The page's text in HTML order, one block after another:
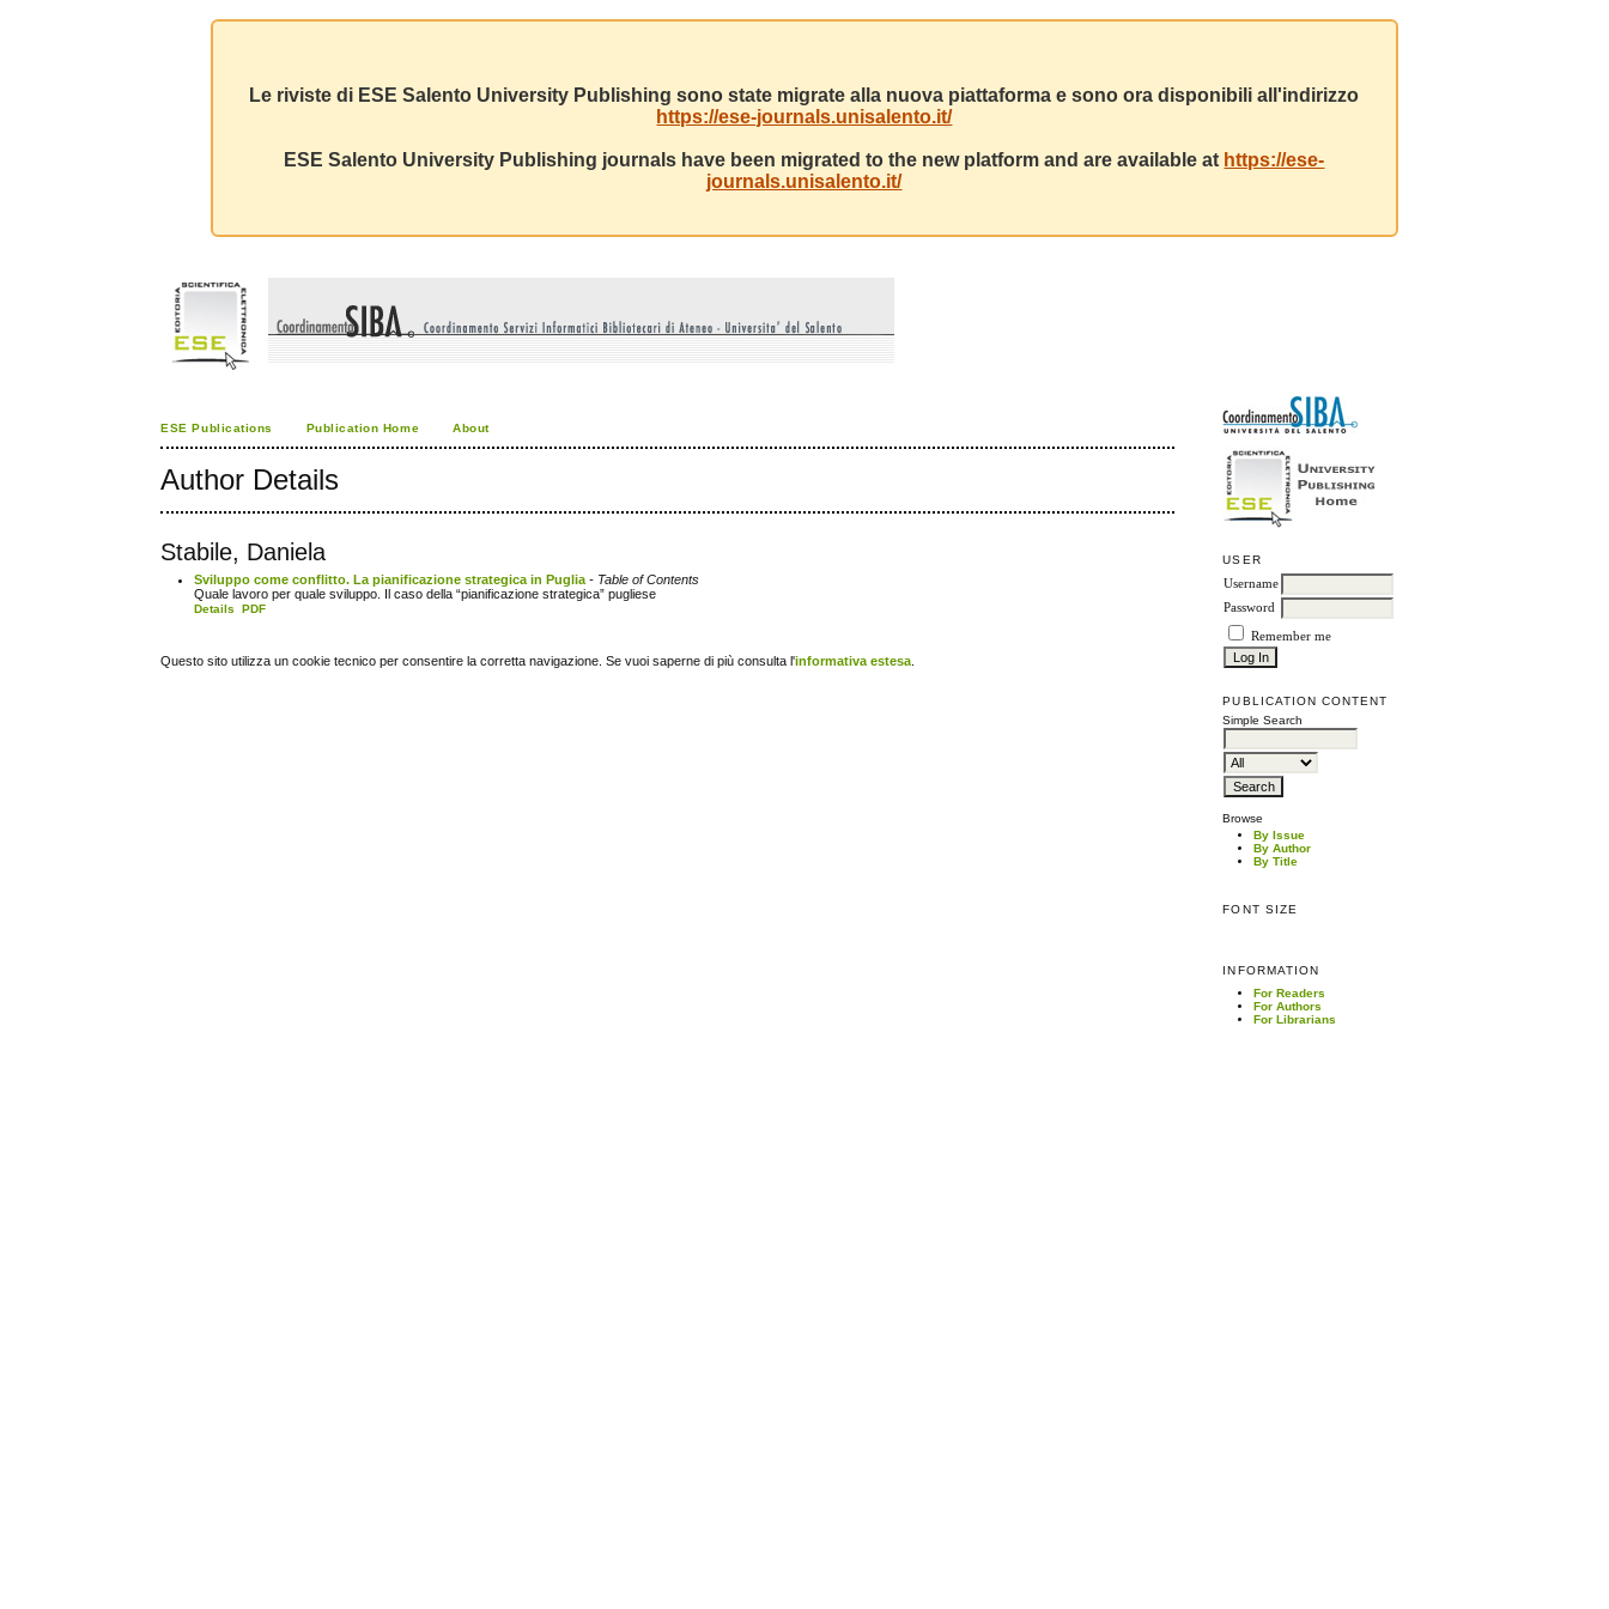
Le riviste di ESE Salento University Publishing sono state migrate alla nuova piattaforma e sono ora disponibili all'indirizzo
https://ese-journals.unisalento.it/
ESE Salento University Publishing journals have been migrated to the new platform and are available at https://ese-
journals.unisalento.it/
USER
Username
Password
Remember me
PUBLICATION CONTENT
Simple Search
Browse
By Issue
By Author
By Title
FONT SIZE
INFORMATION
For Readers
For Authors
For Librarians
ESE Publications Publication Home About
Author Details
Stabile, Daniela
Sviluppo come conflitto. La pianificazione strategica in Puglia - Table of Contents
Quale lavoro per quale sviluppo. Il caso della “pianificazione strategica” pugliese
Details PDF
Questo sito utilizza un cookie tecnico per consentire la corretta navigazione. Se vuoi saperne di più consulta l'informativa estesa